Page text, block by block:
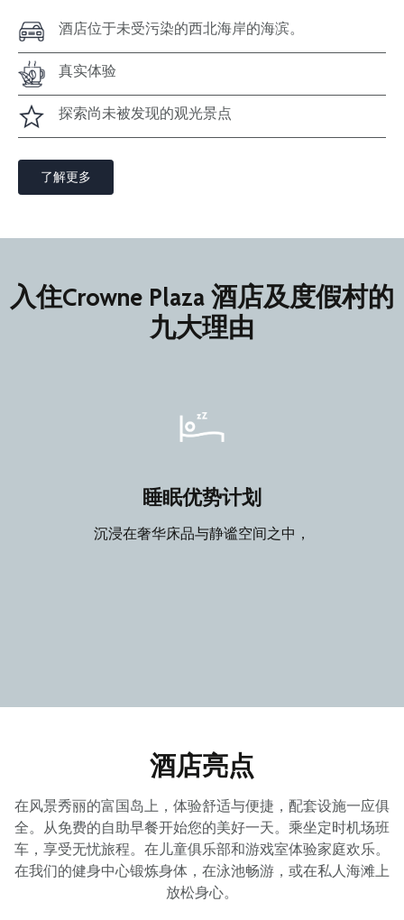
酒店位于未受污染的西北海岸的海滨。
真实体验
探索尚未被发现的观光景点
了解更多
入住Crowne Plaza 酒店及度假村的
九大理由
睡眠优势计划
沉浸在奢华床品与静谧空间之中，
酒店亮点
在风景秀丽的富国岛上，体验舒适与便捷，配套设施一应俱
全。从免费的自助早餐开始您的美好一天。乘坐定时机场班
车，享受无忧旅程。在儿童俱乐部和游戏室体验家庭欢乐。
在我们的健身中心锻炼身体，在泳池畅游，或在私人海滩上
放松身心。